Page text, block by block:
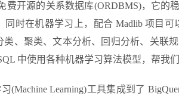
费开源的关系数据库(ORDBMS)，它的
时在机器学习上，配合 Madlib 项目可
类、聚类、文本分析、回归分析、关联
中使用各种机器学习算法模型，帮我
(Machine Learning)工具集成到了